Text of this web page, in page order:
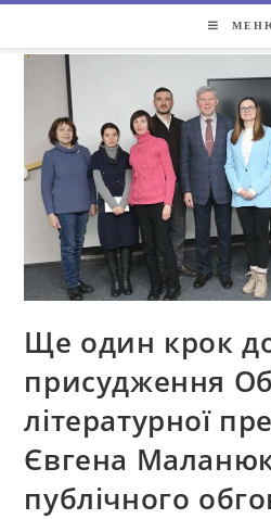
Ще один крок
присудження
літературної
Євгена
публічного